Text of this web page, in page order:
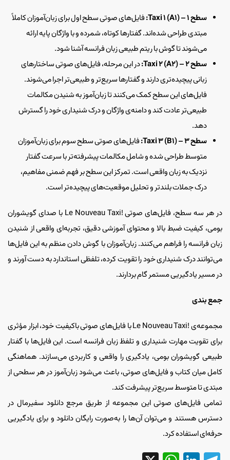
سطح ۱ – Taxi 1 (A1):
فایل‌های صوتی سطح اول برای زبان‌آموزان کاملاً
مبتدی طراحی شده‌اند. گفتارها کوتاه، شمرده و با واژگان پایه ارائه
می‌شوند تا گوش با ریتم طبیعی زبان فرانسه آشنا شود.
سطح ۲ – Taxi 2 (A2):
در این مرحله، فایل‌های صوتی ساختارهای
زبانی پیچیده‌تری دارند و گفتارها سریع‌تر و طبیعی‌تر اجرا می‌شوند.
فایل‌های این سطح کمک می‌کنند تا زبان‌آموز به شنیدن مکالمات
طبیعی‌تر عادت کند و دامنه‌ی واژگان و درک شنیداری خود را گسترش
دهد.
سطح ۳ – Taxi 3 (B1):
فایل‌های صوتی سطح سوم برای زبان‌آموزان
متوسط طراحی شده و شامل مکالمات پیشرفته‌تر با سرعت گفتار
نزدیک به زبان واقعی است. تمرکز این سطح بر فهم ضمنی مفاهیم،
درک جملات بلندتر و تحلیل موقعیت‌های پیچیده‌تر است.
در هر سه سطح، فایل‌های صوتی !Le Nouveau Taxi با صدای گویشوران
بومی، کیفیت ضبط بالا و محتوای آموزشی دقیق، تجربه‌ای واقعی از شنیدن
زبان فرانسه را فراهم می‌کنند. زبان‌آموزان با گوش دادن منظم به این فایل‌ها
می‌توانند درک شنیداری خود را تقویت کرده، تلفظی استاندارد به دست آورند و
در مسیر یادگیریی مستمر گام بردارند.
جمع بندی
مجموعه‌ی !Le Nouveau Taxi با فایل‌های صوتی باکیفیت خود، ابزار مؤثری
برای تقویت مهارت شنیداری و تلفظ زبان فرانسه است. این فایل‌ها با گفتار
طبیعی گویشوران بومی، یادگیری را واقعی و کاربردی می‌سازند. هماهنگی
کامل میان کتاب و فایل‌های صوتی، باعث می‌شود زبان‌آموز در هر سطحی از
مبتدی تا متوسط سریع‌تر پیشرفت کند.
تمامی فایل‌های صوتی این مجموعه از طریق مرجع دانلود سفیرمال در
دسترس هستند و می‌توان آن‌ها را به‌صورت رایگان دانلود و برای یادگیریی
حرفه‌ای استفاده کرد.